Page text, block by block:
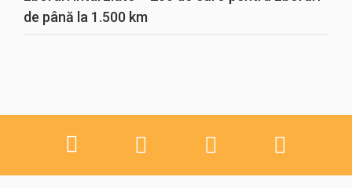
de până la 1.500 km